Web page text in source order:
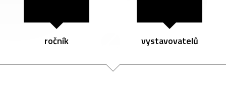
ročník vystavovatelů